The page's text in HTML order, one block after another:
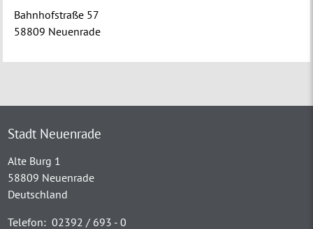
Bahnhofstraße 57
58809 Neuenrade
Stadt Neuenrade
Alte Burg 1
58809 Neuenrade
Deutschland
Telefon: 02392 / 693 - 0